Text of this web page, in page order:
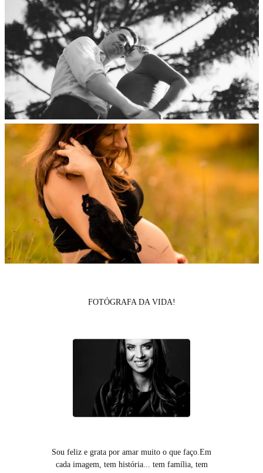
FOTÓGRAFA DA VIDA!
Sou feliz e grata por amar muito o que faço.Em
cada imagem, tem história... tem família, tem